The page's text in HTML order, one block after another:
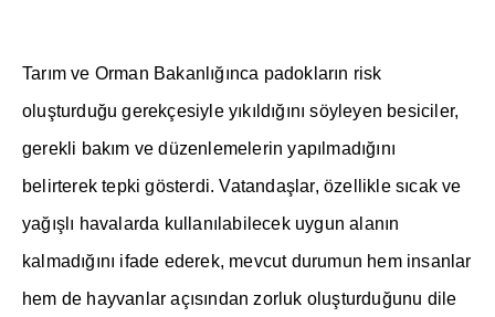
Tarım ve Orman Bakanl ığınca padokların risk
oluşturduğu gerekçesiyle yıkı ldığını söyleyen besiciler,
gerekli bakım ve düzenlemelerin yapı lmadığını
belirterek tepki gösterdi. Vatandaş lar, özellikle sıcak ve
yağış ı havalarda kullanı labilecek uygun alanın
kalmadığını ifade ederek, mevcut durumun hem insanlar
hem de hayvanlar açısından zorluk oluşturduğunu dile